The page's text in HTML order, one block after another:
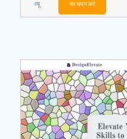
व्यू का चयन करें